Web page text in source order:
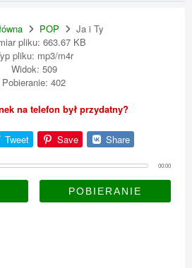
POP
Ja i Ty
pliku: 663.67 KB
pliku: mp3/m4r
Widok: 509
Pobieranie: 402
na telefon był przydatny?
Tweet Save Share
00:00